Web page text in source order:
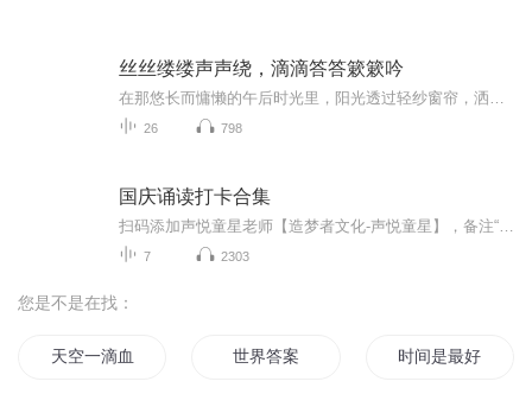
丝丝缕缕声声绕，滴滴答答簌簌吟
26 798
国庆诵读打卡合集
7 2303
您是不是在找：
天空一滴血 世界答案 时间是最好的答案